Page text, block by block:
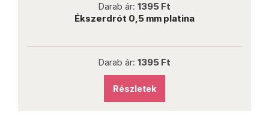
Darab ár: 1395 Ft
Ékszerdrót 0,5 mm platina
Darab ár: 1395 Ft
Részletek